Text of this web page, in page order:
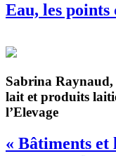
Eau, les
Sabrina Raynaud,
lait et produits
l’Elevage
« Bâtiments et